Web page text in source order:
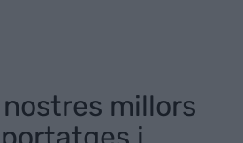
millors